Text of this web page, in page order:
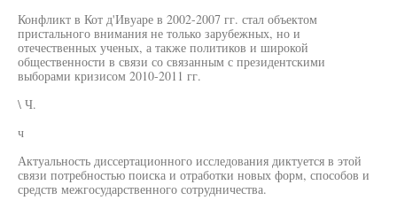
Конфликт в Кот д'Ивуаре в 2002-2007 гг. стал объектом
пристального внимания не только зарубежных, но и
отечественных ученых, а также политиков и широкой
общественности в связи со связанным с президентскими
выборами кризисом 2010-2011 гг.
\ Ч.
ч
Актуальность диссертационного исследования диктуется в этой
связи потребностью поиска и отработки новых форм, способов и
средств межгосударственного сотрудничества.